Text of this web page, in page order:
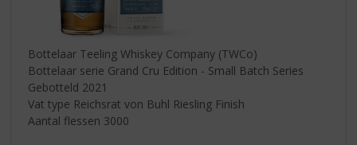
Bottelaar Teeling Whiskey Company (TWCo)
Bottelaar serie Grand Cru Edition - Small Batch Series
Gebotteld 2021
Vat type Reichsrat von Buhl Riesling Finish
Aantal flessen 3000